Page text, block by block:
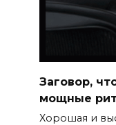
Заговор,
мощные
Хорошая и